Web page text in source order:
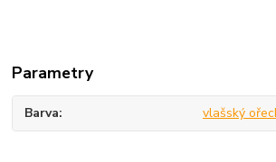
Parametry
Barva vlašský